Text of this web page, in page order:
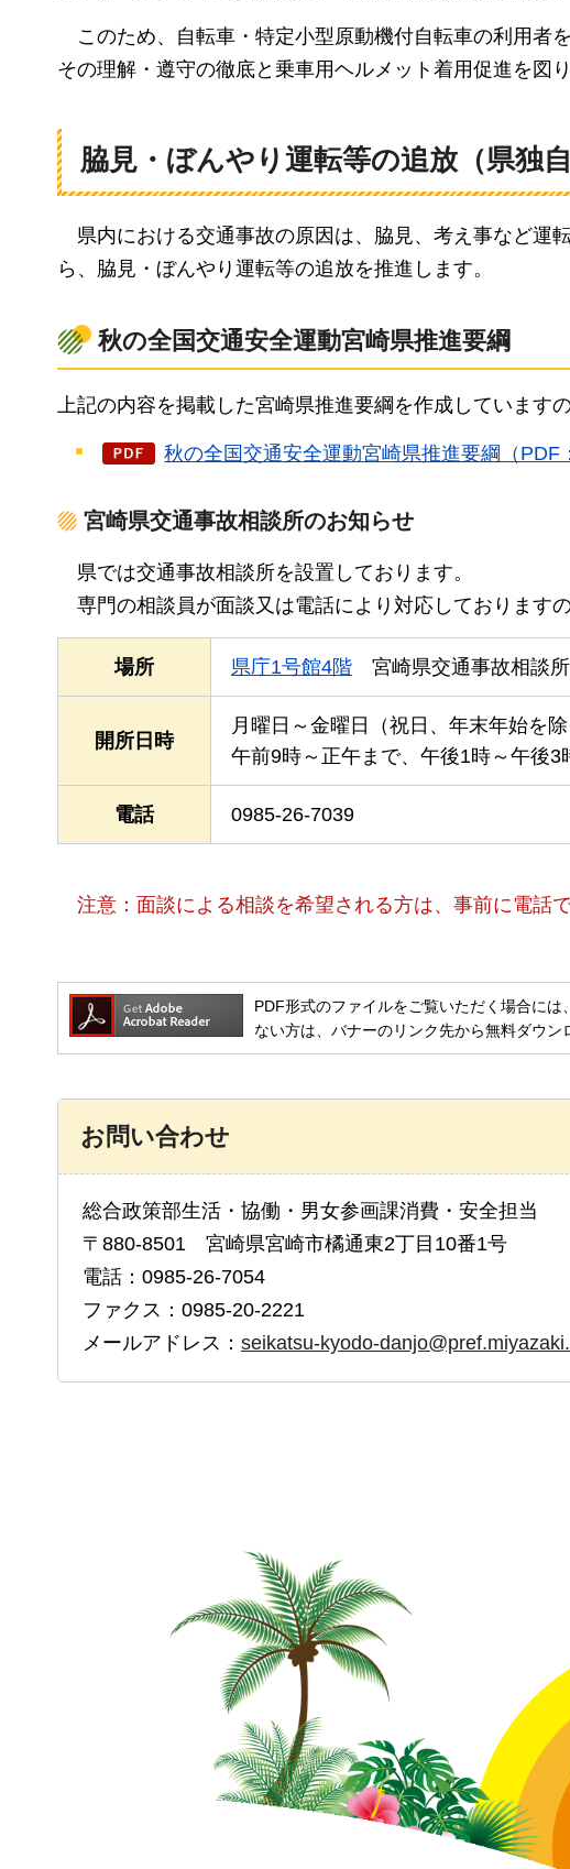
このため、自転車・特定小型原動機付自転車の利用者
その理解・遵守の徹底と乗車用ヘルメット着用促進を図り
脇見・ぼんやり運転等の追放（県独自
県内における交通事故の原因は、脇見、考え事など運
ら、 脇見・ぼんやり運転等の追放を推進します。
秋の全国交通安全運動宮崎県推進要綱
上記の内容を掲載した宮崎県推進要綱を作成しています
秋の全国交通安全運動宮崎県推進要綱（PDF
宮崎県交通事故相談所のお知らせ
県では交通事故相談所を設置しております。
専門の相談員が面談又は電話により対応しております
場所 県庁1号館4階 宮崎県交通事故相談所
開所日時
月曜日～金曜日（祝日、年末年始を除
午前9時～正午まで、午後1時～午後3
電話 0985-26-7039
注意 ：面談による相談を希望される方は、事前に電話
PDF形式のファイルをご覧いただく場合に
ない方は、バナーのリンク先から無料ダウン
お問い合わせ
総合政策部生活・協働・男女参画課消費・安全担当
〒880-8501 宮崎県宮崎市橘通東2丁目10番1号
電話：0985-26-7054
ファクス：0985-20-2221
メールアドレス： seikatsu-kyodo-